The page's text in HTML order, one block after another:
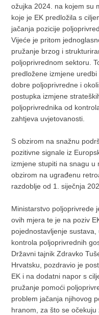
ožujka 2024. na kojem su
koje je EK predložila s
jačanja pozicije
Vijeće je pritom
pružanje brzog i
poljoprivrednom sektoru.
predložene izmjene
dobre poljoprivredne i
postupka izmjene
poljoprivrednika od
zahtjeva uvjetovanosti.
S obzirom na snažnu
pozitivne signale iz
izmjene stupiti na snagu
obzirom na ugrađenu
razdoblje od 1. siječnja
Ministarstvo poljoprivrede
ovih mjera te je na poziv
pojednostavljenje
kontrola poljoprivrednih
Državni tajnik Zdravko
Hrvatsku, pozdravio je
EK i na dodatni napor s
pružanje pomoći
problem jačanja njihovog
hranom, za što se